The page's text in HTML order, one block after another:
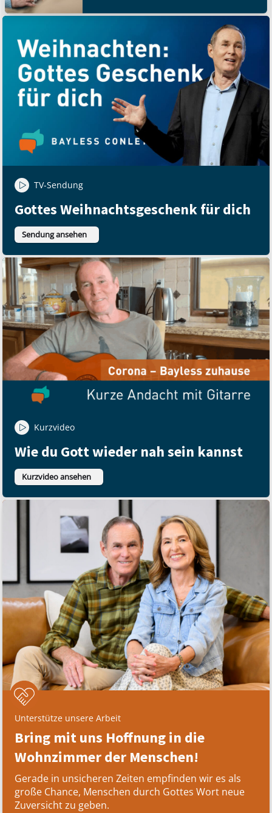
TV-Sendung
Gottes Weihnachtsgeschenk für dich
Sendung ansehen
Kurzvideo
Wie du Gott wieder nah sein kannst
Kurzvideo ansehen
Unterstütze unsere Arbeit
Bring mit uns Hoffnung in die
Wohnzimmer der Menschen!
Gerade in unsicheren Zeiten empfinden wir es als
große Chance, Menschen durch Gottes Wort neue
Zuversicht zu geben.